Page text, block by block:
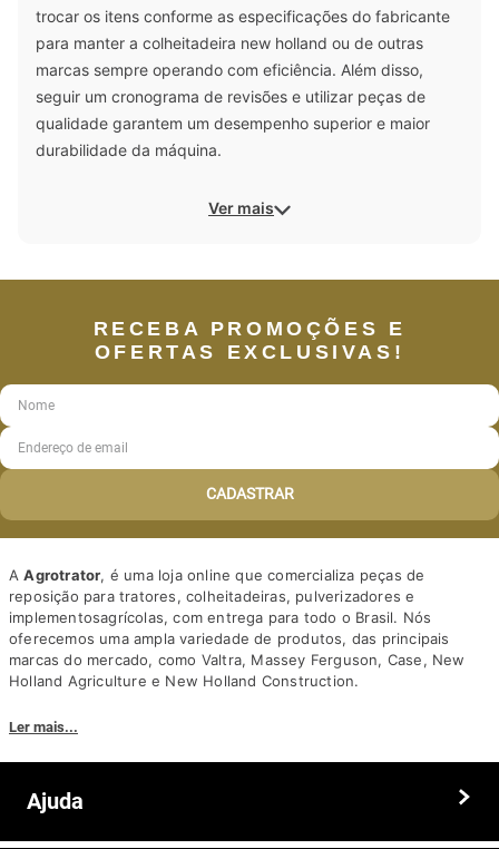
trocar os itens conforme as especificações do fabricante
para manter a colheitadeira new holland ou de outras
marcas sempre operando com eficiência. Além disso,
seguir um cronograma de revisões e utilizar peças de
qualidade garantem um desempenho superior e maior
durabilidade da máquina.
Ver mais
RECEBA PROMOÇÕES E
OFERTAS EXCLUSIVAS!
CADASTRAR
AAgrotrator, é uma loja online que comercializa peças de
reposição para tratores, colheitadeiras, pulverizadores e
implementosagrícolas, com entrega para todo o Brasil. Nós
oferecemos uma ampla variedade de produtos, das principais
marcas do mercado, como Valtra, Massey Ferguson, Case, New
Holland Agriculture e New Holland Construction.
competitivos. Nós também oferecemos um atendimento
personalizado, com equipe de profissionais altamente capacitados
Somos a solução ideal para quem busca peças e acessórios agrícolas
Ler mais...
Ajuda